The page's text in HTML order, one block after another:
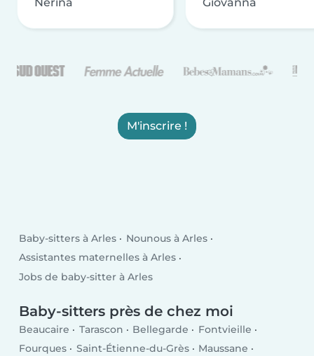
M'inscrire !
Baby-sitters à Arles
Nounous à Arles
Assistantes maternelles à Arles
Jobs de baby-sitter à Arles
Baby-sitters près de chez moi
Beaucaire Tarascon Bellegarde
Fontvieille
Fourques
Saint-Étienne-du-Grès
Maussane